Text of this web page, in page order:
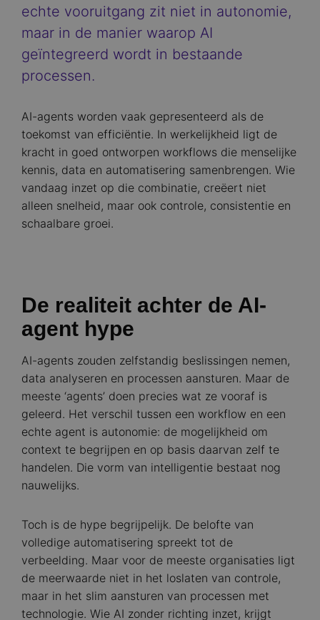
echte vooruitgang zit niet in autonomie,
maar in de manier waarop AI
geïntegreerd wordt in bestaande
processen.
AI-agents worden vaak gepresenteerd als de
toekomst van efficiëntie. In werkelijkheid ligt de
kracht in goed ontworpen workflows die menselijke
kennis, data en automatisering samenbrengen. Wie
vandaag inzet op die combinatie, creëert niet
alleen snelheid, maar ook controle, consistentie en
schaalbare groei.
De realiteit achter de AI-
agent hype
AI-agents zouden zelfstandig beslissingen nemen,
data analyseren en processen aansturen. Maar de
meeste ‘agents’ doen precies wat ze vooraf is
geleerd. Het verschil tussen een workflow en een
echte agent is autonomie: de mogelijkheid om
context te begrijpen en op basis daarvan zelf te
handelen. Die vorm van intelligentie bestaat nog
nauwelijks.
Toch is de hype begrijpelijk. De belofte van
volledige automatisering spreekt tot de
verbeelding. Maar voor de meeste organisaties ligt
de meerwaarde niet in het loslaten van controle,
maar in het slim aansturen van processen met
technologie. Wie AI zonder richting inzet, krijgt